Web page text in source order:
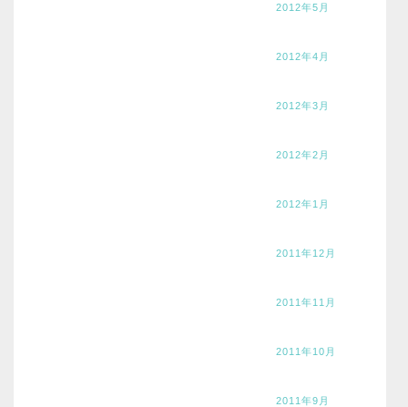
2012年5月
2012年4月
2012年3月
2012年2月
2012年1月
2011年12月
2011年11月
2011年10月
2011年9月